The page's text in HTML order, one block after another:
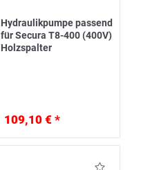
Hydraulikpumpe passend
für Secura T8-400 (400V)
Holzspalter
109,10 € *